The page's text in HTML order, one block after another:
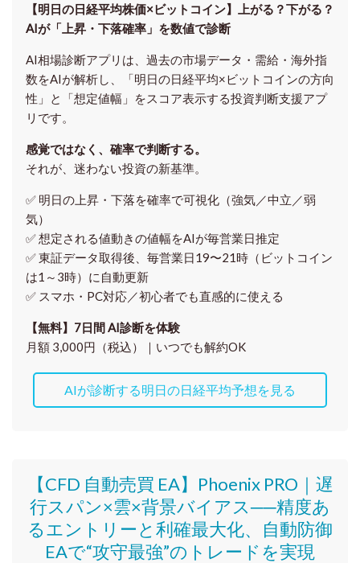
【明日の⽇経平均株価×ビットコイン】上がる？下がる？
AIが「上昇・下落確率」を数値で診断
AI相場診断アプリは、過去の市場データ・需給・海外指
数をAIが解析し、「明日の日経平均×ビットコインの方向
性」と「想定値幅」をスコア表示する投資判断支援アプ
リです。
感覚ではなく、確率で判断する。
それが、迷わない投資の新基準。
✅ 明日の上昇・下落を確率で可視化（強気／中立／弱
気）
✅ 想定される値動きの値幅をAIが毎営業日推定
✅ 東証データ取得後、 毎営業日19〜21時（ビットコイン
は1～3時）に自動更新
✅ スマホ・PC対応／初心者でも直感的に使える
【無料】7日間 AI診断を体験
月額 3,000円（税込）｜いつでも解約OK
AIが診断する明日の日経平均予想を見る
【CFD 自動売買 EA】Phoenix PRO｜遅
行スパン×雲×背景バイアス──精度あ
るエントリーと利確最大化、自動防御
EAで“攻守最強”のトレードを実現